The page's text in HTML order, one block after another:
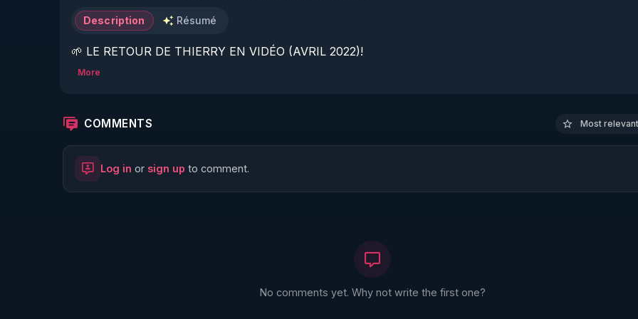
Description Résumé
🌱 LE RETOUR DE THIERRY EN VIDÉO (AVRIL 2022)!
🌱 LE MAGAZINE RÉGÉNÈRE
http://rgnr.li/ymag
More
COMMENTS Most
Log in or sign up to comment.
No comments yet. Why not write the first one?